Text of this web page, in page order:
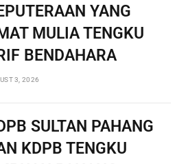
YANG
MULIA TENGKU
BENDAHARA
3, 2026
SULTAN PAHANG
KDPB TENGKU